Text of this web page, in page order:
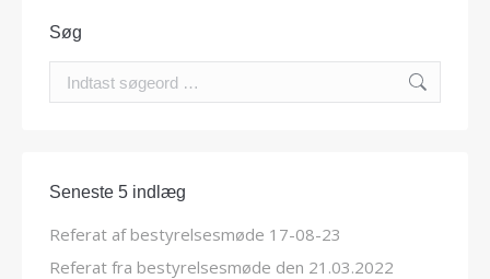
Søg
Search:
Seneste 5 indlæg
Referat af bestyrelsesmøde 17-08-23
Referat fra bestyrelsesmøde den 21.03.2022